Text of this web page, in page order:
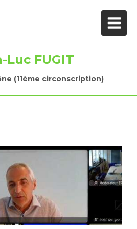
Luc FUGIT
(11ème circonscription)